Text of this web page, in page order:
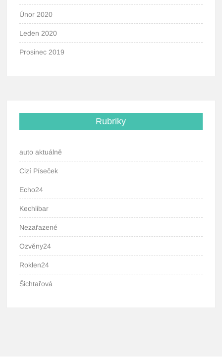
Únor 2020
Leden 2020
Prosinec 2019
Rubriky
auto aktuálně
Cizí Píseček
Echo24
Kechlibar
Nezařazené
Ozvěny24
Roklen24
Šichtařová